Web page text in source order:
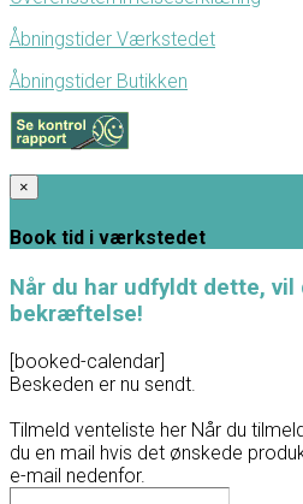
Åbningstider Værkstedet
Åbningstider Butikken
×
Book tid i værkstedet
Når du har udfyldt dette, vil
bekræftelse!
[booked-calendar]
Beskeden er nu sendt.
Tilmeld venteliste her Når du
du en mail hvis det ønskede
e-mail nedenfor.